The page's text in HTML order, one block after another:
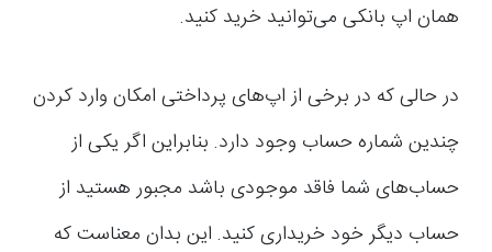
همان اپ بانکی می‌توانید خرید کنید.
در حالی که در برخی از اپ‌های پرداختی امکان وارد کردن
چندین شماره حساب وجود دارد. بنابراین اگر یکی از
حساب‌های شما فاقد موجودی باشد مجبور هستید از
حساب دیگر خود خریداری کنید. این بدان معناست که